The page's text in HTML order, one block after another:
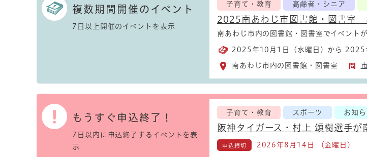
複数期間開催のイベント
7日以上開催のイベントを表示
子育て・教育 高齢者・シニア
2025南あわじ市図書館・図書室
南あわじ市内の図書館・図書室でイベントが
2025年10月1日（水曜日）から 2025
南あわじ市内の図書館・図書室
もうすぐ申込終了！
7日以内に申込終了するイベントを表
示
子育て・教育 スポーツ お知
阪神タイガース・村上 頌樹選手
申込締切 2026年8月14日 （金曜日）